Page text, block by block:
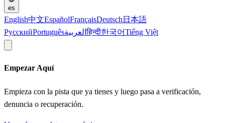
es
English中文EspañolFrançaisDeutsch 日本語
РусскийPortuguêsالعربيةहिन्दी한국어Tiếng Việt
Empezar Aquí
Empieza con la pista que ya tienes y luego pasa a verificación,
denuncia o recuperación.